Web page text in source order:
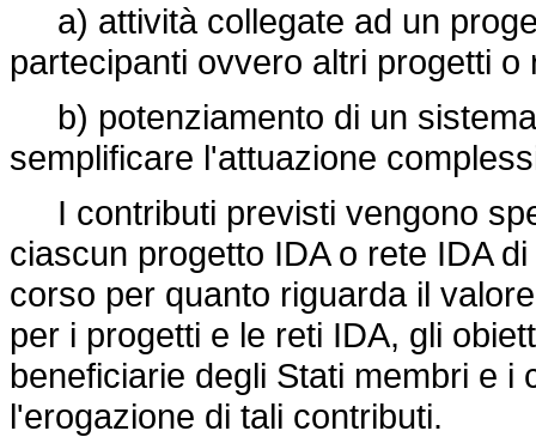
a) attività collegate ad un
partecipanti ovvero altri progetti o
b) potenziamento di un
semplificare l'attuazione
I contributi previsti vengono
ciascun progetto IDA o rete IDA
corso per quanto riguarda il
per i progetti e le reti IDA, gli
beneficiarie degli Stati membri e i
l'erogazione di tali contributi.